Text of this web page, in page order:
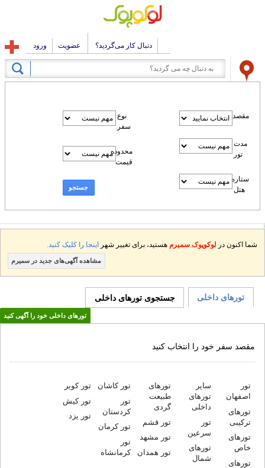
دنبال کار می‌گردید؟ عضویت ورود
مقصد
مدت
تور
ستاره
هتل
نوع
سفر
محدوده
قیمت
جستجو
شما اکنون در لوکوپوک سمیرم هستید، برای تغییر شهر اینجا را کلیک کنید.
مشاهده آگهی‌های جدید در سمیرم
تورهای داخلی جستجوی تورهای داخلی
تورهای داخلی خود را آگهی کنید
مقصد سفر خود را انتخاب کنید
تور
اصفهان
تورهای
ترکیبی
تورهای
خاص
تورهای
سایر
تورهای
داخلی
تور
سرعین
تورهای
شمال
تورهای
طبیعت
گردی
تور قشم
تور مشهد
تور همدان
تور کاشان
تور
کردستان
تور کرمان
تور
کرمانشاه
تور کویر
تور کیش
تور یزد